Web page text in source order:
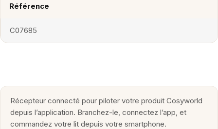
Référence
C07685
Récepteur connecté pour piloter votre produit Cosyworld
depuis l’application. Branchez-le, connectez l’app, et
commandez votre lit depuis votre smartphone.